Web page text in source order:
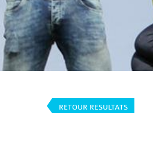
RETOUR RESULTATS